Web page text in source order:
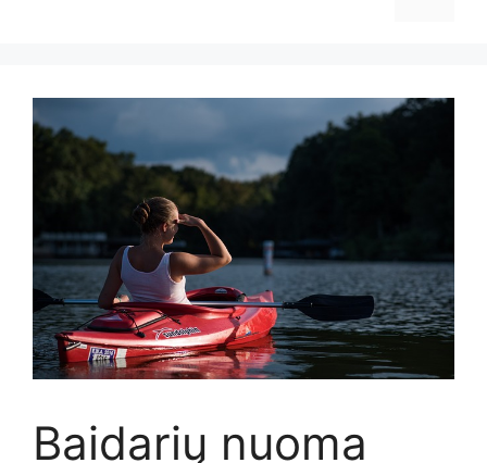
Baidarių nuoma